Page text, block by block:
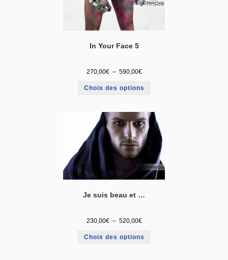
In Your Face 5
270,00€ – 590,00€
Choix des options
Je suis beau et …
230,00€ – 520,00€
Choix des options